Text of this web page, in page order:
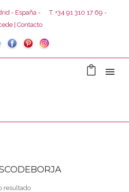
- España -
T. +34 91 310 17 69 -
Contacto
resultado